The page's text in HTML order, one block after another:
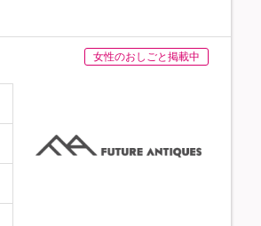
女性のおしごと掲載中